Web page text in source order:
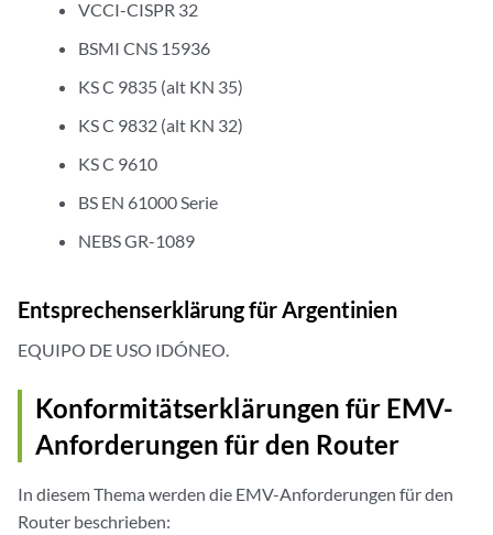
VCCI-CISPR 32
BSMI CNS 15936
KS C 9835 (alt KN 35)
KS C 9832 (alt KN 32)
KS C 9610
BS EN 61000 Serie
NEBS GR-1089
Entsprechenserklärung für Argentinien
EQUIPO DE USO IDÓNEO.
Konformitätserklärungen für EMV-
Anforderungen für den Router
In diesem Thema werden die EMV-Anforderungen für den
Router beschrieben: